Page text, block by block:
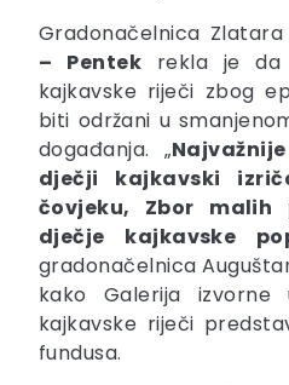
Gradonačelnica Zlatara
– Pentek rekla je da
kajkavske riječi zbog
biti održani u
događanja. „
dječji kajkavski
čovjeku, Zbor malih
dječje kajkavske
gradonačelnica
kako Galerija izvorne
kajkavske riječi
fundusa.